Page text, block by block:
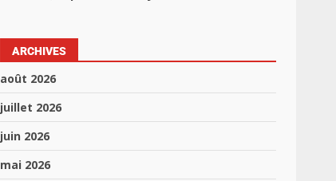
ARCHIVES
août 2026
juillet 2026
juin 2026
mai 2026